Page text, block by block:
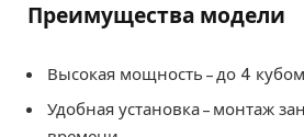
Преимущества модели
Высокая мощность – до 4
Удобная установка – монтаж